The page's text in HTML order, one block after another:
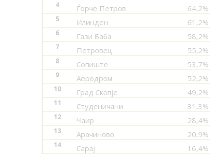
4 Ѓорче Петров 64,2%
5 Илинден 61,2%
6 Гази Баба 58,2%
7 Петровец 55,2%
8 Сопиште 53,7%
9 Аеродром 52,2%
10 Град Скопје 49,2%
11 Студеничани 31,3%
12 Чаир 28,4%
13 Арачиново 20,9%
14 Сарај 16,4%